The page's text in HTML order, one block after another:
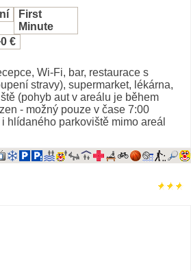
First
Minute
€
Wi-Fi, bar, restaurace s
stravy), supermarket, lékárna,
(pohyb aut v areálu je během
- možný pouze v čase 7:00
hlídaného parkoviště mimo areál